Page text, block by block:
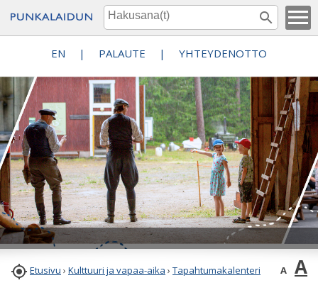
EN | PALAUTE | YHTEYDENOTTO
 Etusivu › Kulttuuri ja vapaa-aika › Tapahtumakalenteri A A